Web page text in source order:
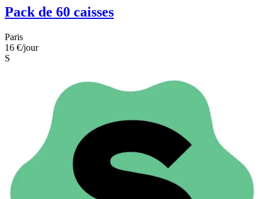
Pack de 60 caisses
Paris
16 €/jour
S